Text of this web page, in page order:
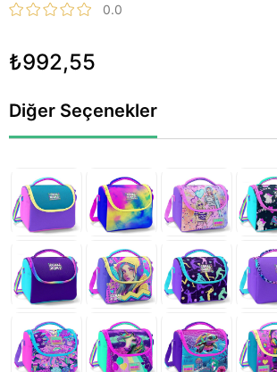
0.0
₺992,55
Diğer Seçenekler